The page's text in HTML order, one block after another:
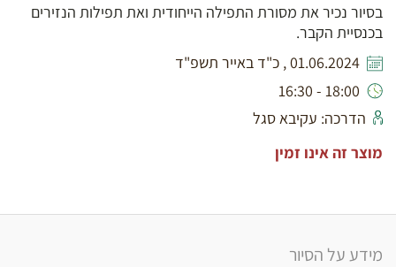
בסיור נכיר את מסורת התפילה הייחודית ואת תפילות הנזירים
בכנסיית הקבר.
01.06.2024 , כ"ד באייר תשפ"ד
18:00 - 16:30
הדרכה: עקיבא סגל
מוצר זה אינו זמין
מידע על הסיור